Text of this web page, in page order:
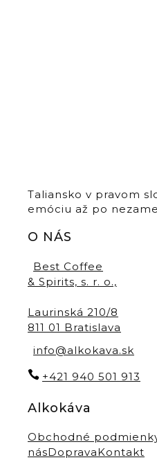
Taliansko v pravom
emóciu až po
O NÁS
Best Coffee
& Spirits, s. r. o.,
Laurinská 210/8
811 01 Bratislava
info@alkokava.sk
+421 940 501 913
Alkokáva
Obchodné
násDopravaKontakt